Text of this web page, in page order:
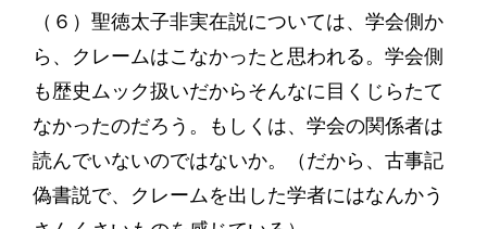
（６）聖徳太子非実在説については、学会側か
ら、クレームはこなかったと思われる。学会側
も歴史ムック扱いだからそんなに目くじらたて
なかったのだろう。もしくは、学会の関係者は
読んでいないのではないか。（だから、古事記
偽書説で、クレームを出した学者にはなんかう